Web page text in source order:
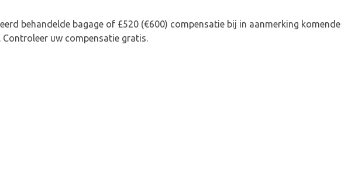
behandelde bagage of £520 (€600) compensatie bij in aanmerking komende
uw compensatie gratis.